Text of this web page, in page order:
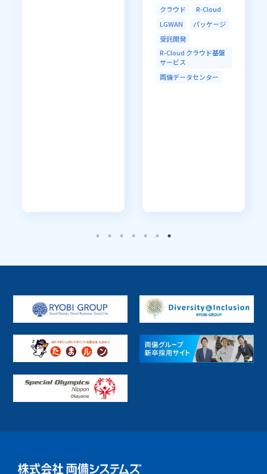
インフラ
生産ライン
クラウド
R-Cloud
LGWAN
パッケージ
受託開発
R-Cloud クラウド基盤
サービス
両備データセンター